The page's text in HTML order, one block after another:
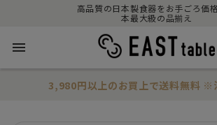
高品質の日本製食器をお手ごろ価
本最大級の品揃え
menu
3,980円以上のお買上で送料無料 ※